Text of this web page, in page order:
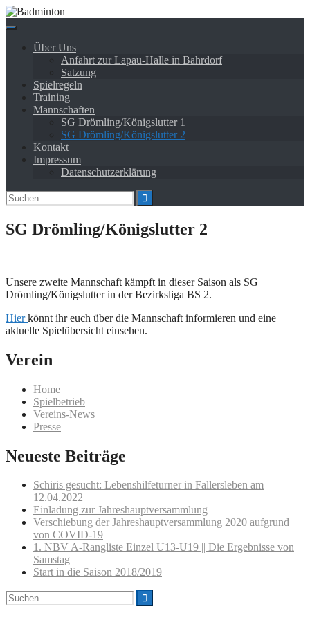
Springe
zum
Über Uns
Anfahrt zur Lapau-Halle in Bahrdorf
Satzung
Spielregeln
Training
Mannschaften
SG Drömling/Königslutter 1
SG Drömling/Königslutter 2
Kontakt
Impressum
Datenschutzerklärung
Suchen
nach:
SG Drömling/Königslutter 2
Unsere zweite Mannschaft kämpft in dieser Saison als SG
Drömling/Königslutter in der Bezirksliga BS 2.
Hierkönnt ihr euch über die Mannschaft informieren und eine
aktuelle Spielübersicht einsehen.
Verein
Home
Spielbetrieb
Vereins-News
Presse
Neueste Beiträge
Schiris gesucht: Lebenshilfeturner in Fallersleben am
12.04.2022
Einladung zur Jahreshauptversammlung
Verschiebung der Jahreshauptversammlung 2020 aufgrund
von COVID-19
1. NBV A-Rangliste Einzel U13-U19 || Die Ergebnisse von
Samstag
Start in die Saison 2018/2019
Suchen
nach: